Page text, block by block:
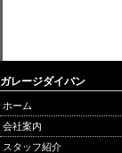
ガレージダイバン
ホーム
会社案内
スタッフ紹介